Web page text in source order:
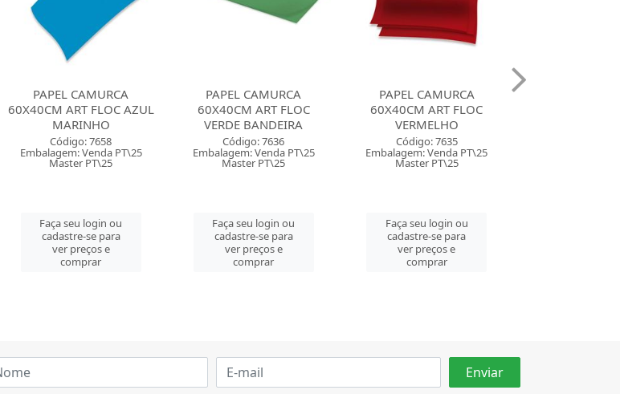
PAPEL CAMURCA
60X40CM ART FLOC
VERDE BANDEIRA
Código: 7636
Embalagem: Venda PT\25
Master PT\25
Faça seu login ou
cadastre-se para
ver preços e
comprar
PAPEL CAMURCA
60X40CM ART FLOC
VERMELHO
Código: 7635
Embalagem: Venda PT\25
Master PT\25
Faça seu login ou
cadastre-se para
ver preços e
comprar
PAPEL CAMURCA
60X40CM ART FLOC
PRETO
Código: 7632
Embalagem: Venda PT\25
Master PT\25
Faça seu login ou
cadastre-se para
ver preços e
comprar